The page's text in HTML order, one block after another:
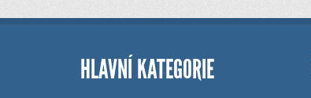
HLAVNÍ KATEGORIE